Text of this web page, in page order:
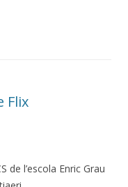
Flix
de l’escola Enric Grau